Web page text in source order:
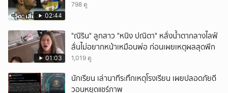
02:44
798 ดู
01:03
"ณิริน" ลูกสาว "หนิง ปณิตา" หลั่งน้ำตากลางไลฟ์
ลั่นไม่อยากหน้าเหมือนพ่อ ก่อนเผยเหตุผลสุดพีก
1,019 ดู
นักเรียน เล่านาทีระทึกเหตุโรงเรียน เผยปลอดภัยดี
วอนหยุดแชร์ภาพ